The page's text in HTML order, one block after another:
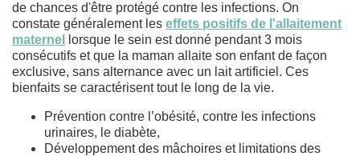
de chances d'être protégé contre les infections. On
constate généralement les effets positifs de l'allaitement
maternel
lorsque le sein est donné pendant 3 mois
consécutifs et que la maman allaite son enfant de façon
exclusive, sans alternance avec un lait artificiel. Ces
bienfaits se caractérisent tout le long de la vie.
Prévention contre l’obésité, contre les infections
urinaires, le diabète,
Développement des mâchoires et limitations des